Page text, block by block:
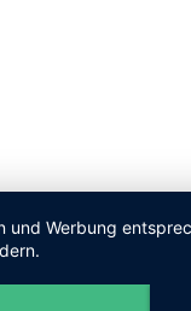
Werbung